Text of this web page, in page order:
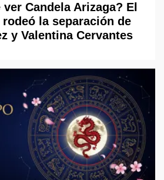
Candela Arizaga? El
la separación de
y Valentina Cervantes